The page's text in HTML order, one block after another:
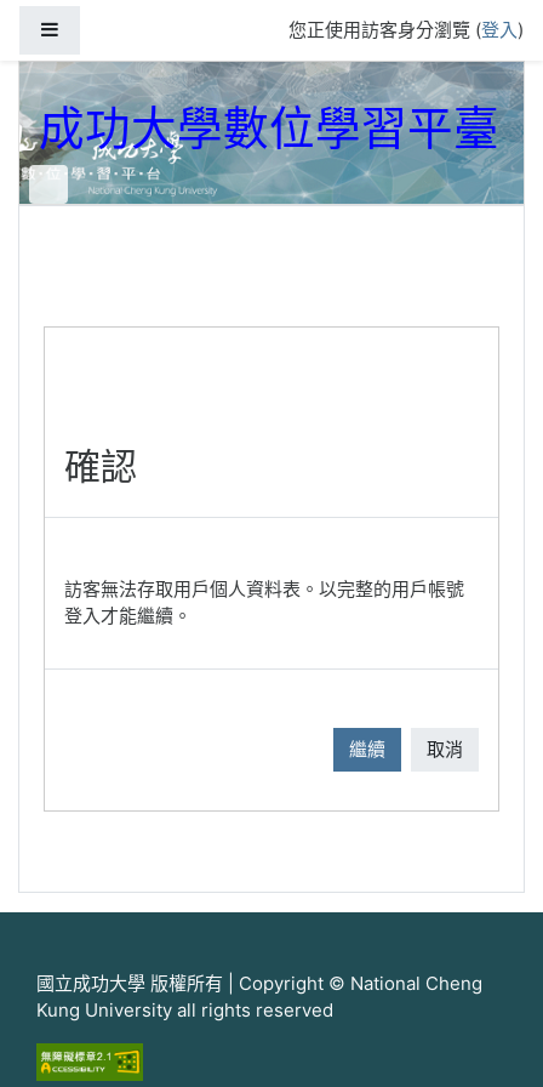
您正使用訪客身分瀏覽 (登入)
成功大學數位學習平臺
確認
訪客無法存取用戶個人資料表。以完整的用戶帳號
登入才能繼續。
繼續 取消
國立成功大學 版權所有 | Copyright © National Cheng
Kung University all rights reserved